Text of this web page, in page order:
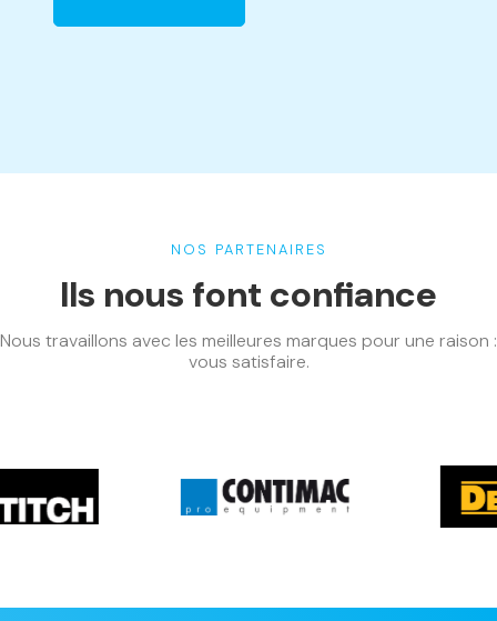
NOS PARTENAIRES
Ils nous font confiance
Nous travaillons avec les meilleures marques pour une raison :
vous satisfaire.